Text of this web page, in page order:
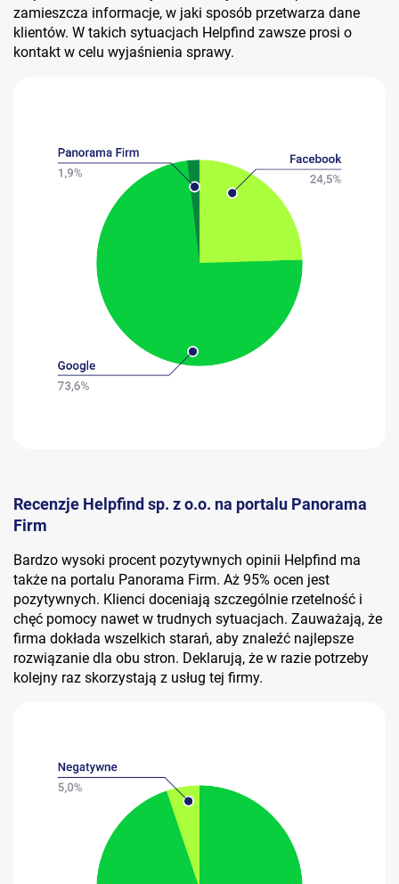
zamieszcza informacje, w jaki sposób przetwarza dane
klientów. W takich sytuacjach Helpfind zawsze prosi o
kontakt w celu wyjaśnienia sprawy.
Recenzje Helpfind sp. z o.o. na portalu Panorama
Firm
Bardzo wysoki procent pozytywnych opinii Helpfind ma
także na portalu Panorama Firm. Aż 95% ocen jest
pozytywnych. Klienci doceniają szczególnie rzetelność i
chęć pomocy nawet w trudnych sytuacjach. Zauważają, że
firma dokłada wszelkich starań, aby znaleźć najlepsze
rozwiązanie dla obu stron. Deklarują, że w razie potrzeby
kolejny raz skorzystają z usług tej firmy.